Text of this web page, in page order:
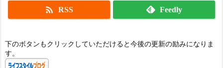
 RSS Feedly
下のボタンもクリックしていただけると今後の更新の励みになりま
す。